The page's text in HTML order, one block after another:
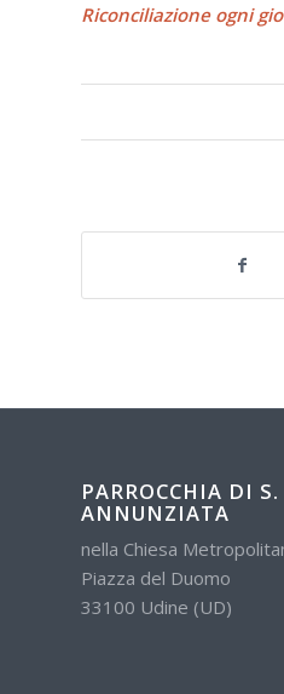
Riconciliazione
PARROCCHIA DI
ANNUNZIATA
nella Chiesa
Piazza del Duomo
33100 Udine (UD)